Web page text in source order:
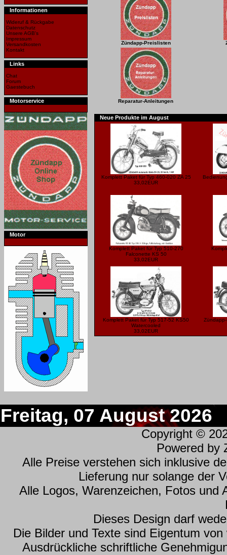
Informationen
Wideruf & Rückgabe
Datenschutz
Unsere AGB's
Impressum
Versandkosten
Kontakt
Links
Chat
Forum
Gaestebuch
Motorservice
Motor
Zündapp-Preislisten
Reparatur-Anleitungen
Neue Produkte im August
Komplett Paket für Typ 460-020 ZA 25
33,02EUR
Komplett Paket für Typ 510-270
Falconette KS 50
33,02EUR
Komplett Paket für Typ 517-52 KS50
Watercooled
33,02EUR
Freitag, 07 August 2026
Copyright ©
Powered by
Alle Preise verstehen sich inklusive
Lieferung nur solange der
Alle Logos, Warenzeichen, Fotos und
Dieses Design darf
Die Bilder und Texte sind Eigentum
Ausdrückliche schriftliche